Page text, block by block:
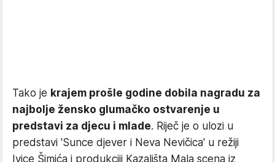
Tako je krajem prošle godine dobila nagradu za
najbolje žensko glumačko ostvarenje u
predstavi za djecu i mlade. Riječ je o ulozi u
predstavi 'Sunce djever i Neva Nevičica' u režiji
Ivice Šimića i produkciji Kazališta Mala scena iz